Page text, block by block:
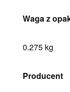
Waga z
0.275 kg
Producent